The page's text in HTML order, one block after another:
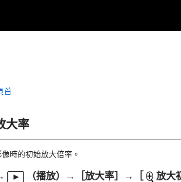
首
大率
時的初始放大倍率。
（播放）→ ［放大率］ → 放大